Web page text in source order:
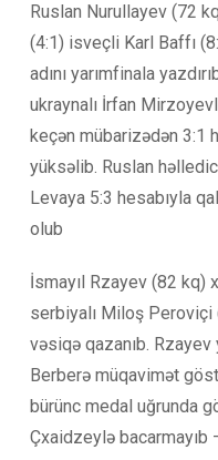
Ruslan Nurullayev (72
(4:1) isveçli Karl Baffı
adını yarımfinala
ukraynalı İrfan
keçən mübarizədən 3:1
yüksəlib. Ruslan
Levaya 5:3 hesabıyla
olub
İsmayıl Rzayev (82 kq)
serbiyalı Miloş Peroviçi
vəsiqə qazanıb.
Berberə müqavimət
bürünc medal uğrunda
Çxaidzeylə bacarmayıb